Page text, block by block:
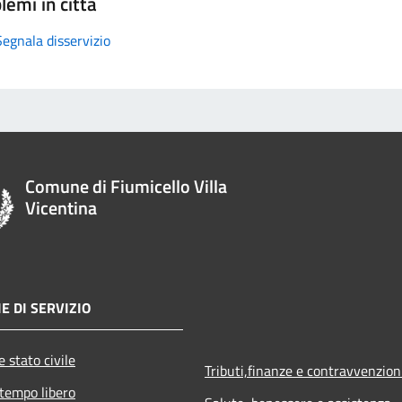
disservizio
Comune di Fiumicello Villa
Vicentina
DI SERVIZIO
stato civile
libero
Tributi,finanze e